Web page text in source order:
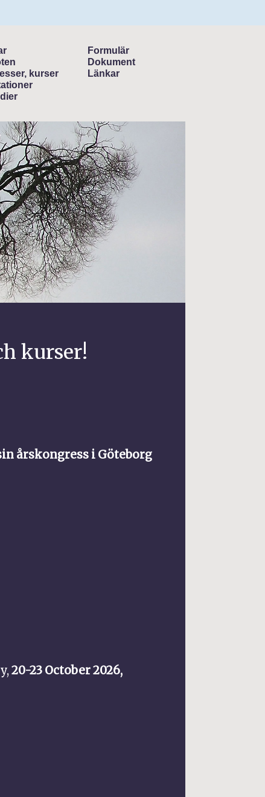
kurser
Formulär
Dokument
Länkar
kurser!
årskongress i Göteborg
20-23 October 2026,